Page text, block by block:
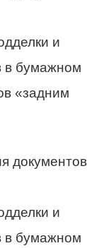
и
в бумажном
«задним
документов
и
в бумажном